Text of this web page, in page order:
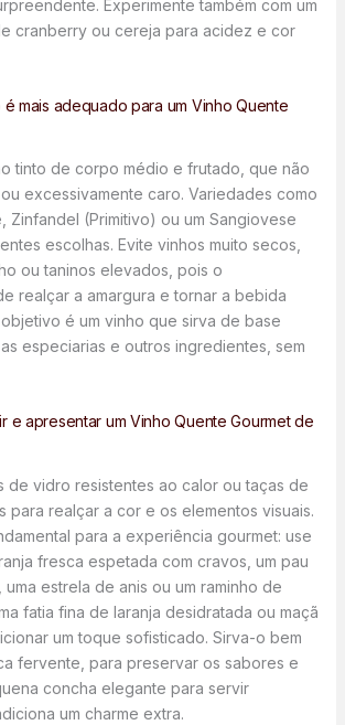
Experimente também com um
cranberry ou cereja para acidez e cor
mais adequado para um Vinho Quente
tinto de corpo médio e frutado, que não
excessivamente caro. Variedades como
Zinfandel (Primitivo) ou um Sangiovese
escolhas. Evite vinhos muito secos,
ou taninos elevados, pois o
realçar a amargura e tornar a bebida
é um vinho que sirva de base
especiarias e outros ingredientes, sem
e apresentar um Vinho Quente Gourmet de
de vidro resistentes ao calor ou taças de
para realçar a cor e os elementos visuais.
para a experiência gourmet: use
fresca espetada com cravos, um pau
estrela de anis ou um raminho de
fatia fina de laranja desidratada ou maçã
um toque sofisticado. Sirva-o bem
fervente, para preservar os sabores e
concha elegante para servir
um charme extra.